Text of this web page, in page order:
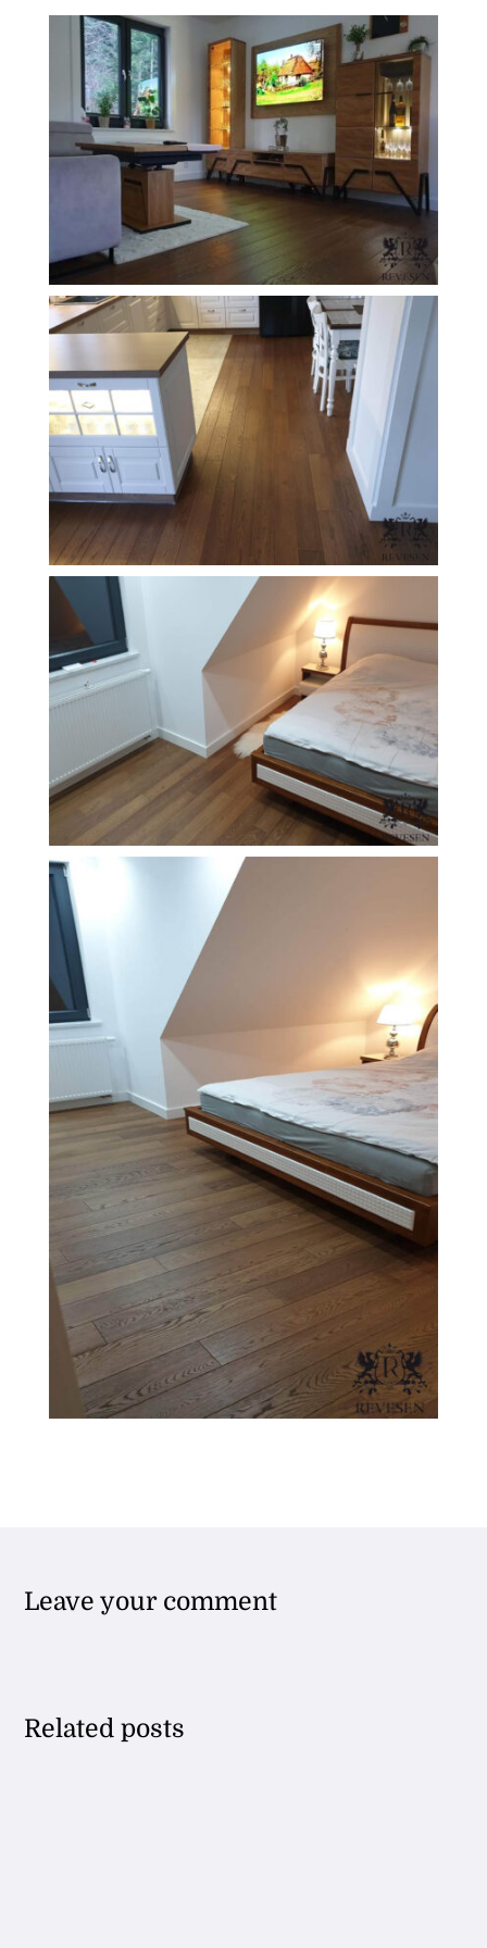
Revesen
Kolekcie
Trieda Podláh
Cennik
Galéria
Záruka
FILEXO
Kontakt
Leave your comment
Related posts